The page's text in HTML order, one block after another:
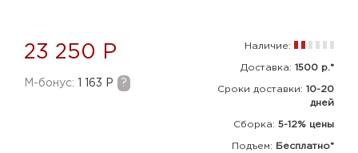
23 250 Р
M-бонус: 1 163 Р ?
Наличие:
Доставка: 1500 р.*
Сроки доставки: 10-20
дней
Сборка: 5-12% цены
Подъем: Бесплатно*